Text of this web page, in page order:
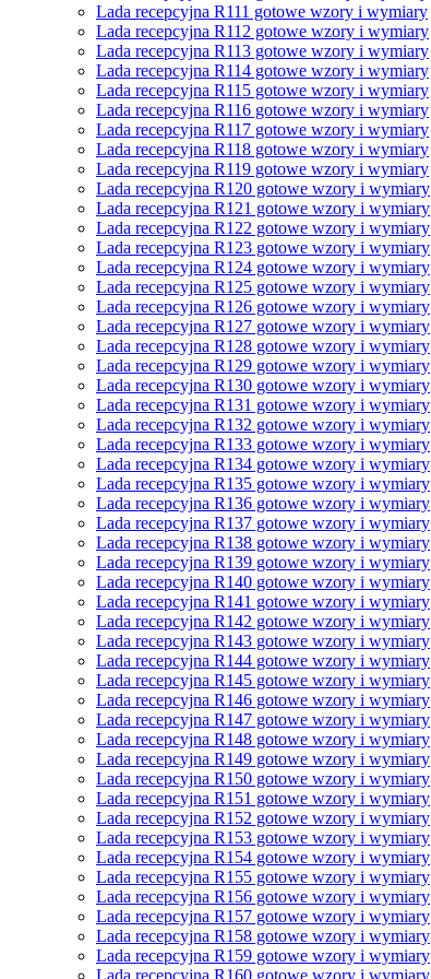
Lada recepcyjna R111 gotowe wzory i wymiary
Lada recepcyjna R112 gotowe wzory i wymiary
Lada recepcyjna R113 gotowe wzory i wymiary
Lada recepcyjna R114 gotowe wzory i wymiary
Lada recepcyjna R115 gotowe wzory i wymiary
Lada recepcyjna R116 gotowe wzory i wymiary
Lada recepcyjna R117 gotowe wzory i wymiary
Lada recepcyjna R118 gotowe wzory i wymiary
Lada recepcyjna R119 gotowe wzory i wymiary
Lada recepcyjna R120 gotowe wzory i wymiary
Lada recepcyjna R121 gotowe wzory i wymiary
Lada recepcyjna R122 gotowe wzory i wymiary
Lada recepcyjna R123 gotowe wzory i wymiary
Lada recepcyjna R124 gotowe wzory i wymiary
Lada recepcyjna R125 gotowe wzory i wymiary
Lada recepcyjna R126 gotowe wzory i wymiary
Lada recepcyjna R127 gotowe wzory i wymiary
Lada recepcyjna R128 gotowe wzory i wymiary
Lada recepcyjna R129 gotowe wzory i wymiary
Lada recepcyjna R130 gotowe wzory i wymiary
Lada recepcyjna R131 gotowe wzory i wymiary
Lada recepcyjna R132 gotowe wzory i wymiary
Lada recepcyjna R133 gotowe wzory i wymiary
Lada recepcyjna R134 gotowe wzory i wymiary
Lada recepcyjna R135 gotowe wzory i wymiary
Lada recepcyjna R136 gotowe wzory i wymiary
Lada recepcyjna R137 gotowe wzory i wymiary
Lada recepcyjna R138 gotowe wzory i wymiary
Lada recepcyjna R139 gotowe wzory i wymiary
Lada recepcyjna R140 gotowe wzory i wymiary
Lada recepcyjna R141 gotowe wzory i wymiary
Lada recepcyjna R142 gotowe wzory i wymiary
Lada recepcyjna R143 gotowe wzory i wymiary
Lada recepcyjna R144 gotowe wzory i wymiary
Lada recepcyjna R145 gotowe wzory i wymiary
Lada recepcyjna R146 gotowe wzory i wymiary
Lada recepcyjna R147 gotowe wzory i wymiary
Lada recepcyjna R148 gotowe wzory i wymiary
Lada recepcyjna R149 gotowe wzory i wymiary
Lada recepcyjna R150 gotowe wzory i wymiary
Lada recepcyjna R151 gotowe wzory i wymiary
Lada recepcyjna R152 gotowe wzory i wymiary
Lada recepcyjna R153 gotowe wzory i wymiary
Lada recepcyjna R154 gotowe wzory i wymiary
Lada recepcyjna R155 gotowe wzory i wymiary
Lada recepcyjna R156 gotowe wzory i wymiary
Lada recepcyjna R157 gotowe wzory i wymiary
Lada recepcyjna R158 gotowe wzory i wymiary
Lada recepcyjna R159 gotowe wzory i wymiary
Lada recepcyjna R160 gotowe wzory i wymiary